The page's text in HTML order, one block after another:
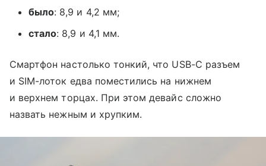
было: 8,9 и 4,2 мм;
стало: 8,9 и 4,1 мм.
Смартфон настолько тонкий, что USB-C разъем
и SIM-лоток едва поместились на нижнем
и верхнем торцах. При этом девайс сложно
назвать нежным и хрупким.